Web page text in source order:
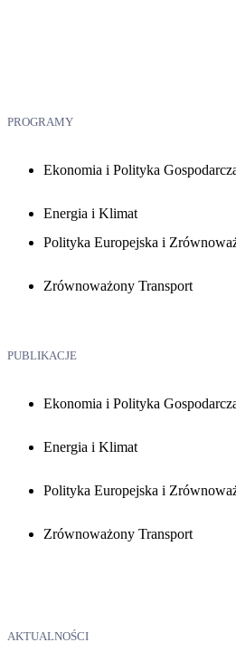
PROGRAMY
Ekonomia i Polityka
Energia i Klimat
Polityka Europejska i
Zrównoważony Transport
PUBLIKACJE
Ekonomia i Polityka
Energia i Klimat
Polityka Europejska i
Zrównoważony Transport
AKTUALNOŚCI